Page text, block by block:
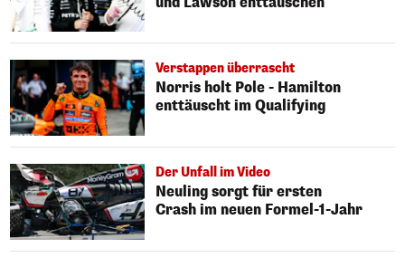
Verstappen überrascht
Norris holt Pole - Hamilton
enttäuscht im Qualifying
Der Unfall im Video
Neuling sorgt für ersten
Crash im neuen Formel-1-Jahr